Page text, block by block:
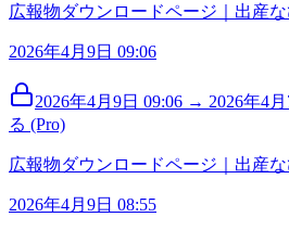
広報物ダウンロードページ｜出産
2026年4月9日 09:06
2026年4月9日 09:06 → 2026年4
る (Pro)
広報物ダウンロードページ｜出産
2026年4月9日 08:55